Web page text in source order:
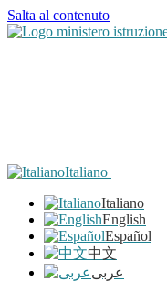
Salta al contenuto
Italiano
Italiano
English
Español
中文
عربى